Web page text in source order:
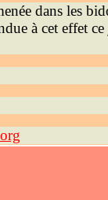
dans les
à cet effet